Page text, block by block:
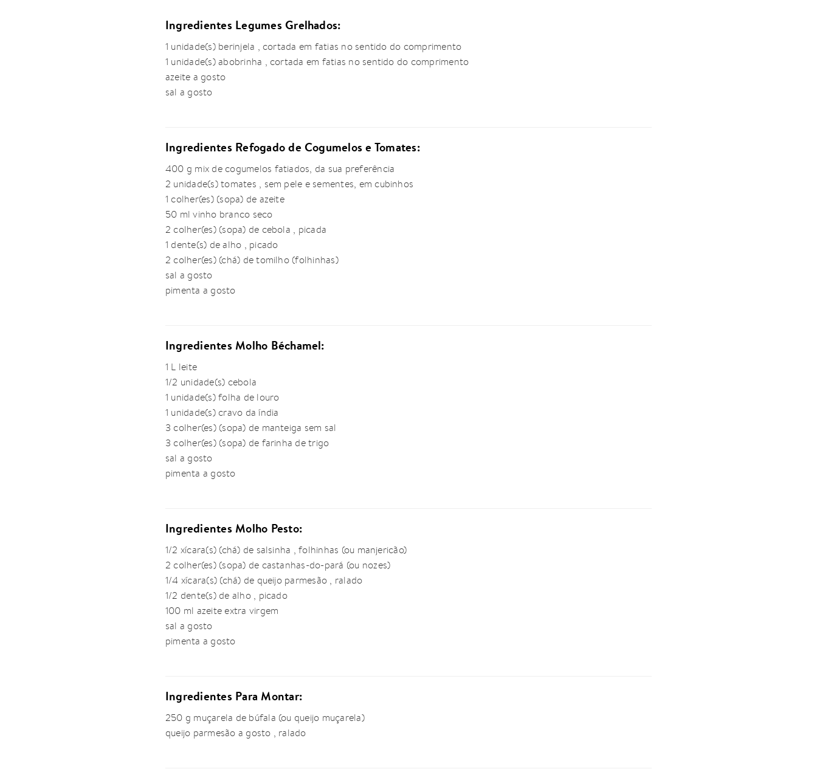
Ingredientes Legumes Grelhados:
1 unidade(s) berinjela , cortada em fatias no sentido do comprimento
1 unidade(s) abobrinha , cortada em fatias no sentido do comprimento
azeite a gosto
sal a gosto
Ingredientes Refogado de Cogumelos e Tomates:
400 g mix de cogumelos fatiados, da sua preferência
2 unidade(s) tomates , sem pele e sementes, em cubinhos
1 colher(es) (sopa) de azeite
50 ml vinho branco seco
2 colher(es) (sopa) de cebola , picada
1 dente(s) de alho , picado
2 colher(es) (chá) de tomilho (folhinhas)
sal a gosto
pimenta a gosto
Ingredientes Molho Béchamel:
1 L leite
1/2 unidade(s) cebola
1 unidade(s) folha de louro
1 unidade(s) cravo da índia
3 colher(es) (sopa) de manteiga sem sal
3 colher(es) (sopa) de farinha de trigo
sal a gosto
pimenta a gosto
Ingredientes Molho Pesto:
1/2 xícara(s) (chá) de salsinha , folhinhas (ou manjericão)
2 colher(es) (sopa) de castanhas-do-pará (ou nozes)
1/4 xícara(s) (chá) de queijo parmesão , ralado
1/2 dente(s) de alho , picado
100 ml azeite extra virgem
sal a gosto
pimenta a gosto
Ingredientes Para Montar:
250 g muçarela de búfala (ou queijo muçarela)
queijo parmesão a gosto , ralado